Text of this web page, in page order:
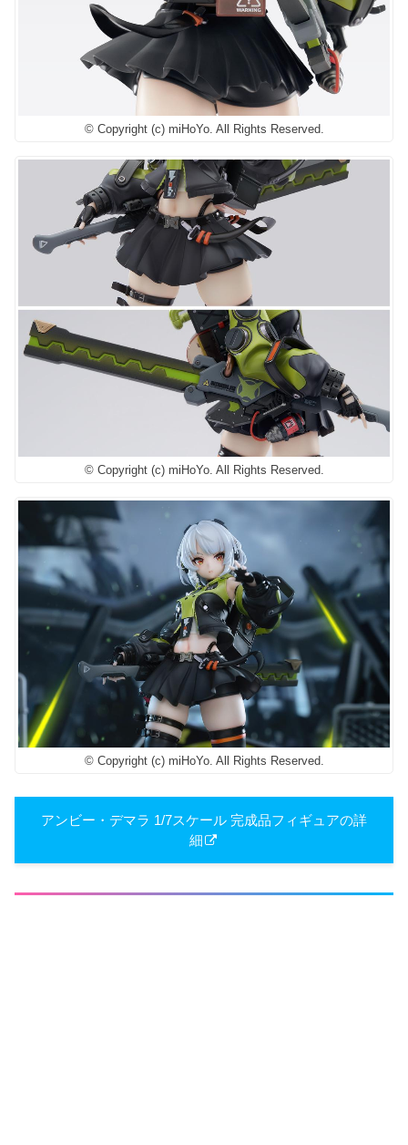
© Copyright (c) miHoYo. All Rights Reserved.
© Copyright (c) miHoYo. All Rights Reserved.
© Copyright (c) miHoYo. All Rights Reserved.
アンビー・デマラ 1/7スケール 完成品フィギュアの詳
細